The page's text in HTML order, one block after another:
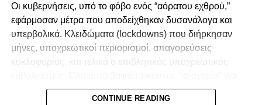
Οι κυβερνήσεις, υπό το φόβο ενός “αόρατου εχθρού,”
εφάρμοσαν μέτρα που αποδείχθηκαν δυσανάλογα και
υπερβολικά. Κλειδώματα (lockdowns) που διήρκησαν
μήνες, υποχρεωτικοί περιορισμοί, απαγορεύσεις
κυκλοφορίας, και τελικά ο επιβλητικός υποχρεωτικός
την προστασία της δημόσιας υγείας, αλλά το τίμημα για
CONTINUE READING